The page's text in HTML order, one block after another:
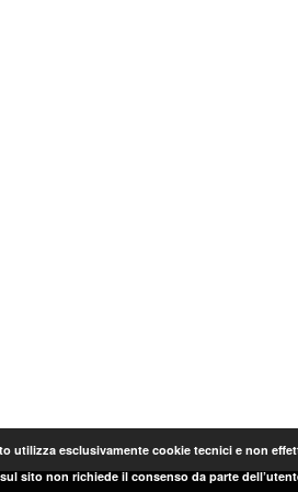
utilizza esclusivamente cookie tecnici e non
sul sito non richiede il consenso da parte